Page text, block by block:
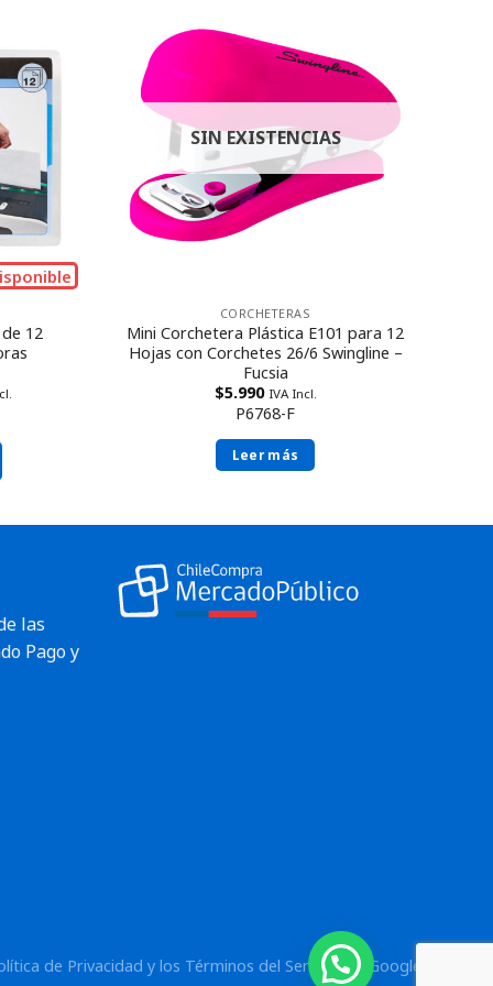
12
SIN EXISTENCIAS
CORCHETERAS
Mini Corchetera Plástica E101 para 12
Hojas con Corchetes 26/6 Swingline –
Fucsia
$5.990 IVA Incl.
P6768-F
Leer más
las
Pago y
de Privacidad y los Términos del Serviciode Google.
¿Necesitas ayuda?